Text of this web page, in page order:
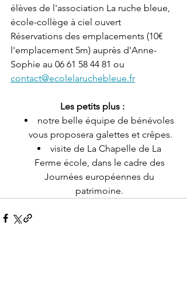
élèves de l'association La ruche bleue,
école-collège à ciel ouvert
Réservations des emplacements (10€
l'emplacement 5m) auprès d'Anne-
Sophie au 06 61 58 44 81 ou
contact@ecolelaruchebleue.fr
Les petits plus :
notre belle équipe de bénévoles
vous proposera galettes et crêpes.
visite de La Chapelle de La
Ferme école, dans le cadre des
Journées européennes du
patrimoine.